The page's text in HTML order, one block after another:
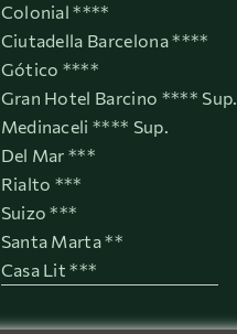
Colonial ****
Ciutadella Barcelona ****
Gótico ****
Gran Hotel Barcino **** Sup.
Medinaceli **** Sup.
Del Mar ***
Rialto ***
Suizo ***
Santa Marta **
Casa Lit ***